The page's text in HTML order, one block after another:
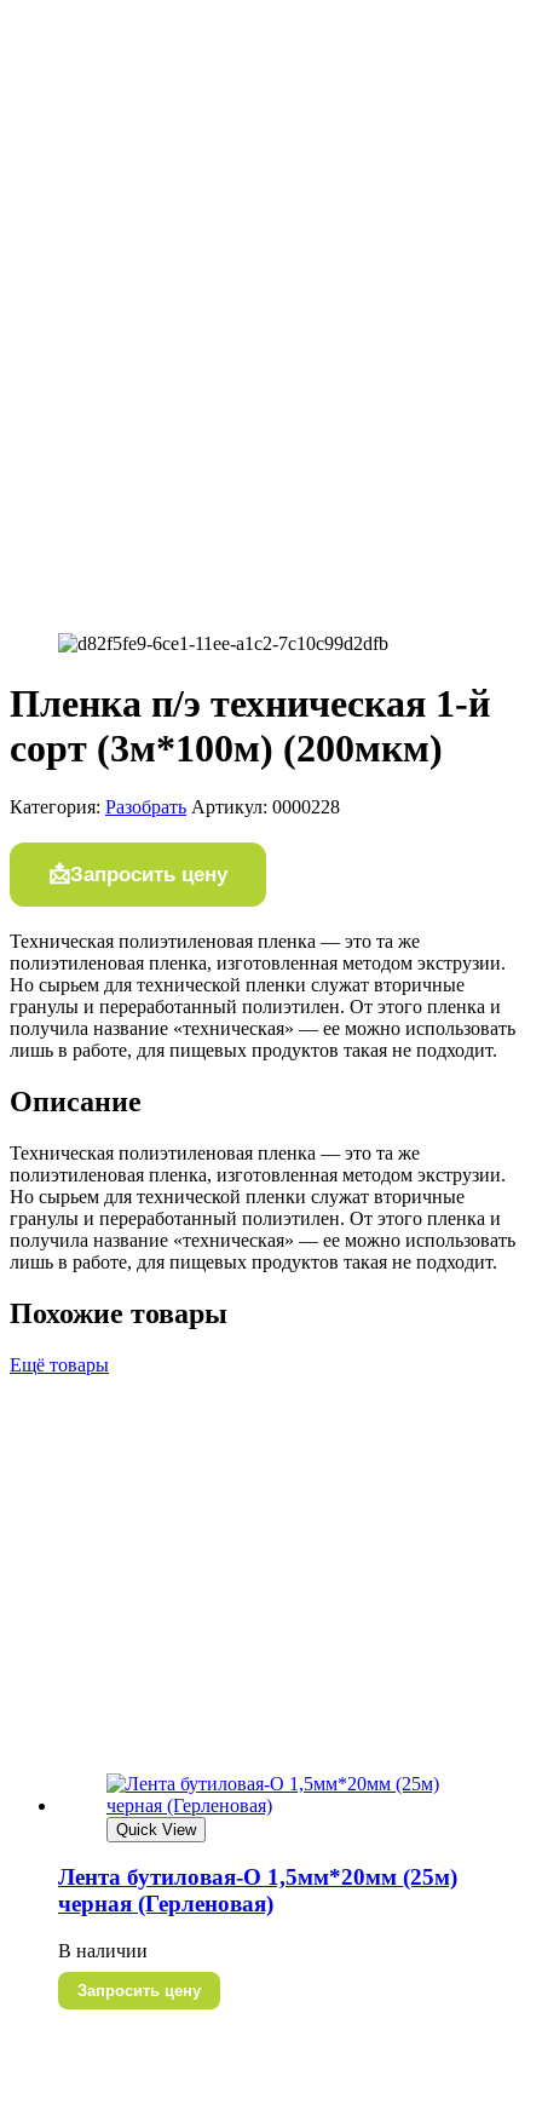
Пленка п/э техническая 1-й
сорт (3м*100м) (200мкм)
Категория: Разобрать Артикул: 0000228
Запросить цену
Техническая полиэтиленовая пленка — это та же
полиэтиленовая пленка, изготовленная методом экструзии.
Но сырьем для технической пленки служат вторичные
гранулы и переработанный полиэтилен. От этого пленка и
получила название «техническая» — ее можно использовать
лишь в работе, для пищевых продуктов такая не подходит.
Описание
Техническая полиэтиленовая пленка — это та же
полиэтиленовая пленка, изготовленная методом экструзии.
Но сырьем для технической пленки служат вторичные
гранулы и переработанный полиэтилен. От этого пленка и
получила название «техническая» — ее можно использовать
лишь в работе, для пищевых продуктов такая не подходит.
Похожие товары
Ещё товары
Quick View
Лента бутиловая-О 1,5мм*20мм (25м)
черная (Герленовая)
В наличии
Запросить цену